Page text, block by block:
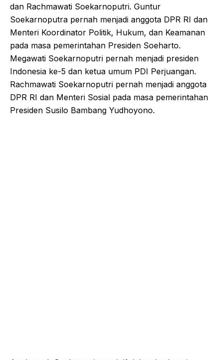
dan Rachmawati Soekarnoputri. Guntur
Soekarnoputra pernah menjadi anggota DPR RI dan
Menteri Koordinator Politik, Hukum, dan Keamanan
pada masa pemerintahan Presiden Soeharto.
Megawati Soekarnoputri pernah menjadi presiden
Indonesia ke-5 dan ketua umum PDI Perjuangan.
Rachmawati Soekarnoputri pernah menjadi anggota
DPR RI dan Menteri Sosial pada masa pemerintahan
Presiden Susilo Bambang Yudhoyono.